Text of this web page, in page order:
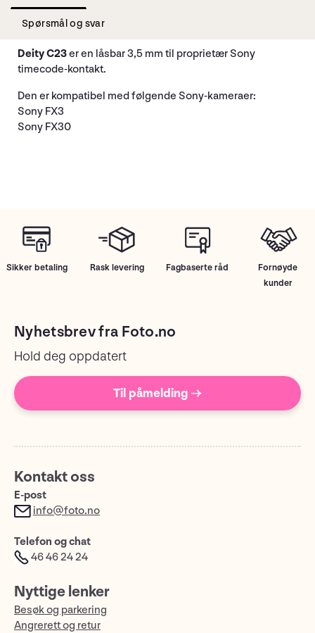
Spørsmål og svar
Deity C23er en låsbar 3,5 mm til proprietær Sony
timecode-kontakt.
Den er kompatibel med følgende Sony-kameraer:
Sony FX3
Sony FX30
Sikker betaling Rask levering Fagbaserte råd
Fornøyde
kunder
Nyhetsbrev fra Foto.no
Hold deg oppdatert
Til påmelding →
Kontakt oss
E-post
info@foto.no
Telefon og chat
46 46 24 24
Nyttige lenker
Besøk og parkering
Angrerett og retur